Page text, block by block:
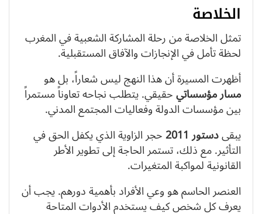
الخلاصة
تمثل الخلاصة من رحلة المشاركة الشعبية في المغرب
لحظة تأمل في الإنجازات والآفاق المستقبلية.
أظهرت المسيرة أن هذا النهج ليس شعاراً، بل هو
مسار مؤسساتيحقيقي. يتطلب نجاحه تعاوناً مستمراً
بين مؤسسات الدولة وفعاليات المجتمع المدني.
يبقىدستور 2011 حجر الزاوية الذي يكفل الحق في
التأثير. مع ذلك، تستمر الحاجة إلى تطوير الأطر
القانونية لمواكبة المتغيرات.
العنصر الحاسم هو وعي الأفراد بأهمية دورهم. يجب أن
يعرف كل شخص كيف يستخدم الأدوات المتاحة